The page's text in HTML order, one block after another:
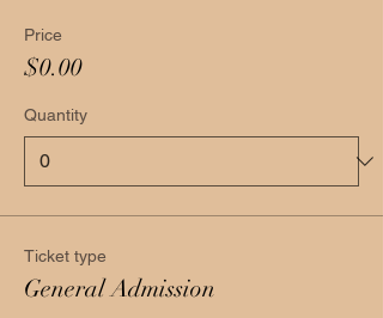
Price
$0.00
Quantity
Ticket type
General Admission